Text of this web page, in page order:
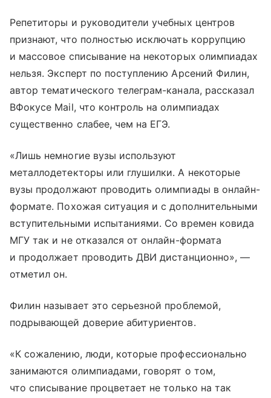
Репетиторы и руководители учебных центров
признают, что полностью исключать коррупцию
и массовое списывание на некоторых олимпиадах
нельзя. Эксперт по поступлению Арсений Филин,
автор тематического телеграм-канала, рассказал
ВФокусе Mail, что контроль на олимпиадах
существенно слабее, чем на ЕГЭ.
«Лишь немногие вузы используют
металлодетекторы или глушилки. А некоторые
вузы продолжают проводить олимпиады в онлайн-
формате. Похожая ситуация и с дополнительными
вступительными испытаниями. Со времен ковида
МГУ так и не отказался от онлайн-формата
и продолжает проводить ДВИ дистанционно», —
отметил он.
Филин называет это серьезной проблемой,
подрывающей доверие абитуриентов.
«К сожалению, люди, которые профессионально
занимаются олимпиадами, говорят о том,
что списывание процветает не только на так